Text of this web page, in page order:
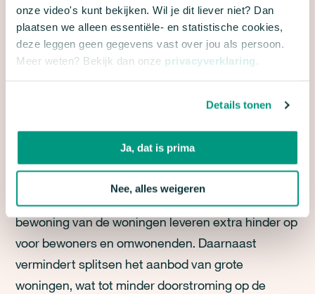
onze video's kunt bekijken. Wil je dit liever niet? Dan
plaatsen we alleen essentiële- en statistische cookies,
deze leggen geen gegevens vast over jou als persoon.
Meer weten? Bekijk dan onze privacyverklaring .
Details tonen
Ja, dat is prima
Nee, alles weigeren
doorlooptijd tot de oplevering is korter. Met name bij
splitsen is veel minder arbeidsinzet nodig dan bij
een gemiddelde nieuwbouwwoning. Daarnaast
waardoor de gemiddelde CO
2
materiaalproductie 85% tot 50% lager is. Aan
bouwwerkzaamheden en de intensievere
bewoning van de woningen leveren extra hinder op
voor bewoners en omwonenden. Daarnaast
vermindert splitsen het aanbod van grote
woningen, wat tot minder doorstroming op de